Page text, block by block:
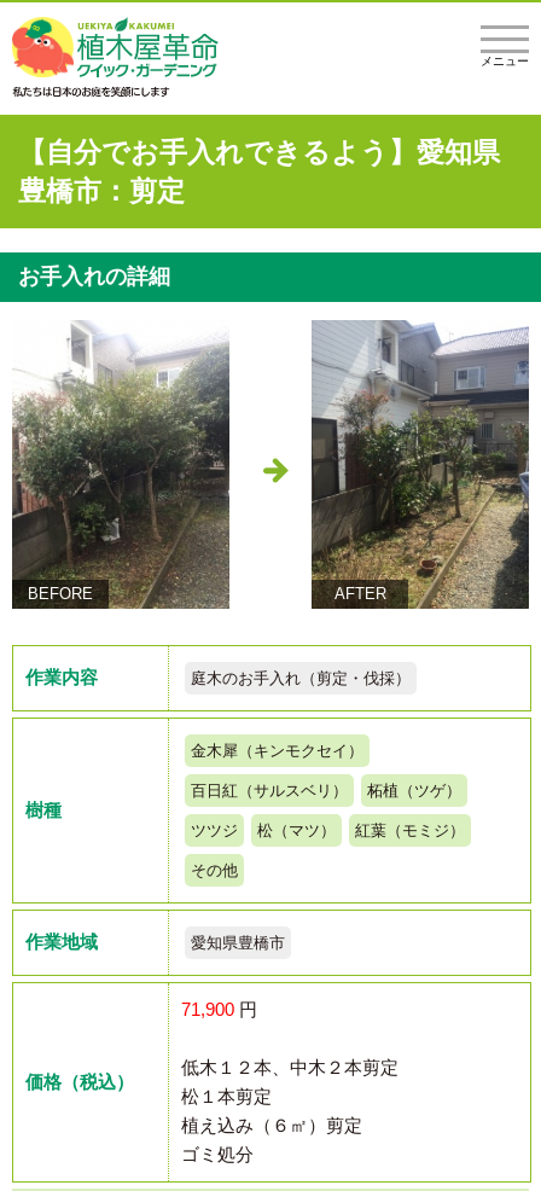
メニュー
【自分でお手入れできるよう】愛知県
豊橋市：剪定
お手入れの詳細
BEFORE AFTER
作業内容 庭木のお手入れ（剪定・伐採）
樹種
金木犀（キンモクセイ）
百日紅（サルスベリ） 柘植（ツゲ）
ツツジ 松（マツ） 紅葉（モミジ）
その他
作業地域 愛知県豊橋市
価格（税込）
71,900 円
低木１２本、中木２本剪定
松１本剪定
植え込み（６㎡）剪定
ゴミ処分